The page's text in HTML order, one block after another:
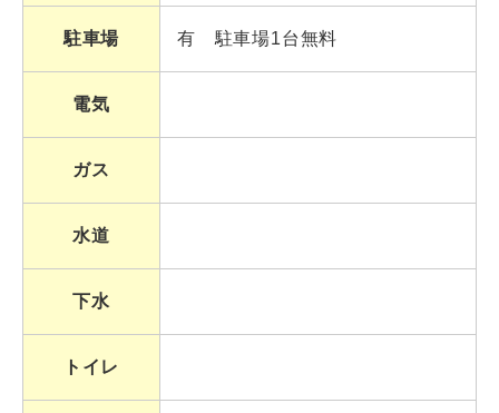
駐車場 有 駐車場1台無料
電気
ガス
水道
下水
トイレ